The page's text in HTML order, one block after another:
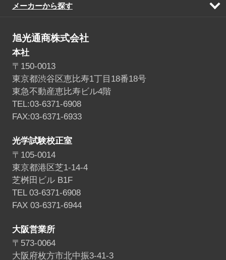
メーカーから探す
開
旭光通商株式会社
本社
〒150-0013
東京都渋谷区恵比寿1丁目18番18号
東急不動産恵比寿ビル4階
TEL:03-6371-6908
FAX:03-6371-6933
光学試験校正室
〒105-0014
東京都港区芝1-14-4
芝桝田ビル B1F
TEL 03-6371-6908
FAX 03-6371-6944
大阪営業所
〒573-0064
大阪府枚方市北中振3-41-3